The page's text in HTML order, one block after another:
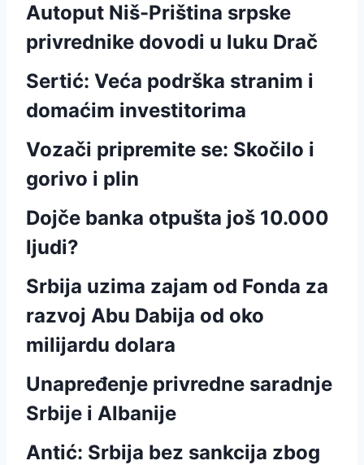
Autoput Niš-Priština srpske
privrednike dovodi u luku Drač
Sertić: Veća podrška stranim i
domaćim investitorima
Vozači pripremite se: Skočilo i
gorivo i plin
Dojče banka otpušta još 10.000
ljudi?
Srbija uzima zajam od Fonda za
razvoj Abu Dabija od oko
milijardu dolara
Unapređenje privredne saradnje
Srbije i Albanije
Antić: Srbija bez sankcija zbog